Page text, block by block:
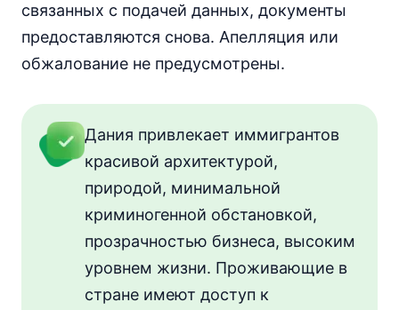
связанных с подачей данных, документы
предоставляются снова. Апелляция или
обжалование не предусмотрены.
Дания привлекает иммигрантов
красивой архитектурой,
природой, минимальной
криминогенной обстановкой,
прозрачностью бизнеса, высоким
уровнем жизни. Проживающие в
стране имеют доступ к